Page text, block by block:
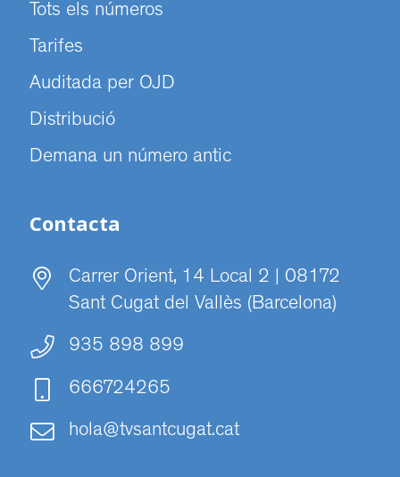
Tots els números
Tarifes
Auditada per OJD
Distribució
Demana un número antic
Contacta
Carrer Orient, 14 Local 2 | 08172
Sant Cugat del Vallès (Barcelona)
935 898 899
666724265
hola@tvsantcugat.cat